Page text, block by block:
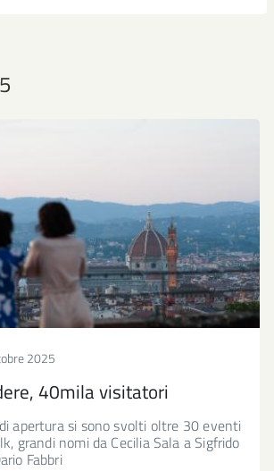
2025
40mila visitatori
apertura si sono svolti oltre 30 eventi
grandi nomi da Cecilia Sala a Sigfrido
Fabbri